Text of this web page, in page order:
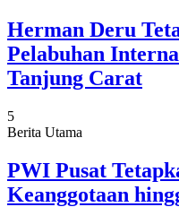
Herman Deru
Pelabuhan
Tanjung Carat
5
Berita Utama
PWI Pusat
Keanggotaan